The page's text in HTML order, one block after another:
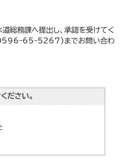
総務課へ提出し、承認を受けてく
(0596‐65‐5267)までお問い合わ
ださい。